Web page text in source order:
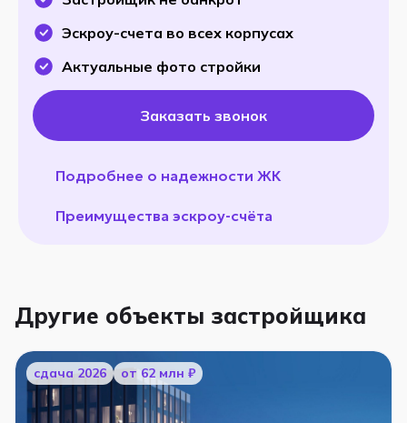
Эскроу-счета во всех корпусах
Актуальные фото стройки
Заказать звонок
Подробнее о надежности ЖК
Преимущества эскроу-счёта
Другие объекты застройщика
cдача 2026 от 62 млн ₽